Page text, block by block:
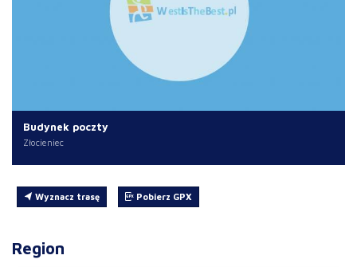
Budynek poczty
Złocieniec
Wyznacz trasę Pobierz GPX
Region